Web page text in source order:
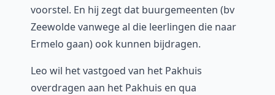
voorstel. En hij zegt dat buurgemeenten (bv
Zeewolde vanwege al die leerlingen die naar
Ermelo gaan) ook kunnen bijdragen.
Leo wil het vastgoed van het Pakhuis
overdragen aan het Pakhuis en qua